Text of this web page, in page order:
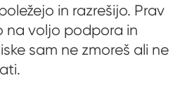
in razrešijo. Prav
na voljo podpora in
sam ne zmoreš ali ne